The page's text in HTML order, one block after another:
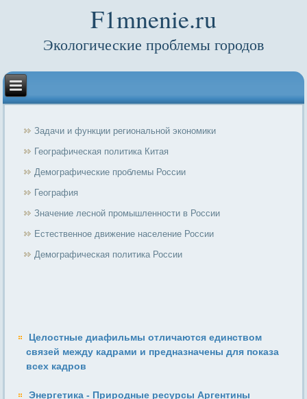
F1mnenie.ru
Экологические проблемы городов
Задачи и функции региональной экономики
Географическая политика Китая
Демографические проблемы России
География
Значение лесной промышленности в России
Естественное движение население России
Демографическая политика России
Целостные диафильмы отличаются единством
связей между кадрами и предназначены для показа
всех кадров
Энергетика - Природные ресурсы Аргентины